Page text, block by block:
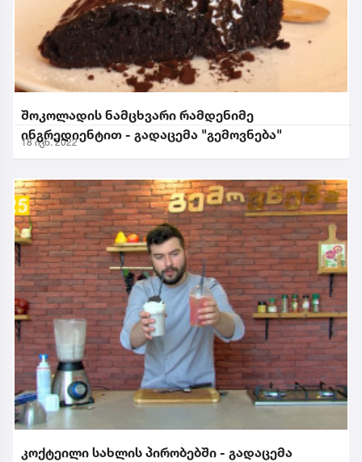
შოკოლადის ნამცხვარი რამდენიმე
ინგრედიენტით - გადაცემა "გემოვნება"
18 ივნ. 2022
კოქტეილი სახლის პირობებში - გადაცემა